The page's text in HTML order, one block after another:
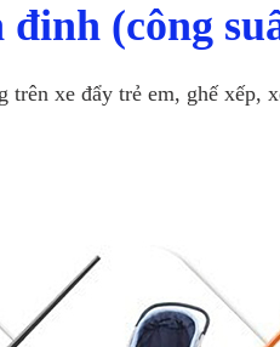
đinh (công
xe đẩy trẻ em, ghế